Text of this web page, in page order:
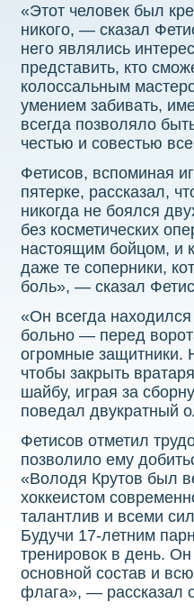
«Этот человек был
никого, — сказал
него являлись
представить, кто
колоссальным
умением забивать,
всегда позволяло
честью и совестью
Фетисов, вспоминая
пятерке, рассказал,
никогда не боялся
без косметических
настоящим бойцом, и
даже те соперники,
боль», — сказал
«Он всегда
больно — перед
огромные защитники.
чтобы закрыть
шайбу, играя за
поведал двукратный
Фетисов отметил
позволило ему
«Володя Крутов был
хоккеистом
талантлив и всеми
Будучи 17-летним
тренировок в день.
основной состав и
флага», — рассказал